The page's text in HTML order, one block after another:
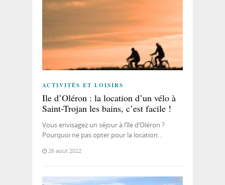
ACTIVITÉS ET LOISIRS
Ile d’Oléron : la location d’un vélo à
Saint-Trojan les bains, c’est facile !
Vous envisagez un séjour à l’île d’Oléron ?
Pourquoi ne pas opter pour la location…
26 août 2022